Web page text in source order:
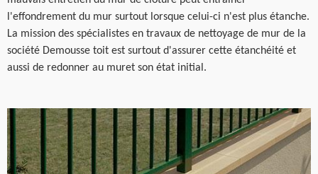
l'effondrement du mur surtout lorsque celui-ci n'est plus étanche.
La mission des spécialistes en travaux de nettoyage de mur de la
société Demousse toit est surtout d'assurer cette étanchéité et
aussi de redonner au muret son état initial.